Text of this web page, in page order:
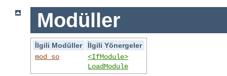
Modüller
İlgili Modüller
İlgili Yönergeler
mod_so
<IfModule>
LoadModule